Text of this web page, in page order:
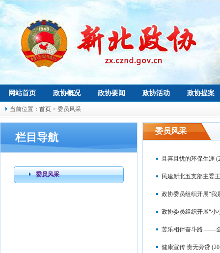
网站首页 政协概况 政协要闻 政协活动 政协提案
当前位置： 首页 > 委员风采
栏目导航
委员风采
委员风采
且喜且忧的环保生涯
民建新北五支部主委
政协委员组织开展“我
政协委员组织开展“小
苦乐相伴奋斗路 ——
健康宣传 责无旁贷